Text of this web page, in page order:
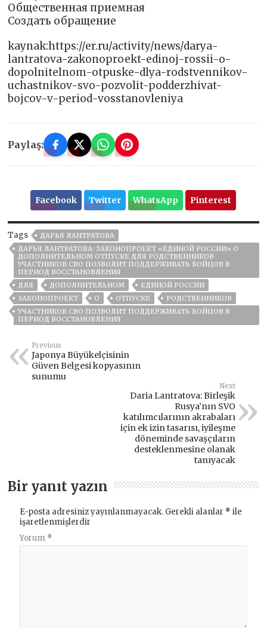
Общественная приемная
Создать обращение
kaynak:https://er.ru/activity/news/darya-
lantratova-zakonoproekt-edinoj-rossii-o-
dopolnitelnom-otpuske-dlya-rodstvennikov-
uchastnikov-svo-pozvolit-podderzhivat-
bojcov-v-period-vosstanovleniya
Paylaş:
Facebook Twitter WhatsApp Pinterest
Tags
ДАРЬЯ ЛАНТРАТОВА
ДАРЬЯ ЛАНТРАТОВА: ЗАКОНОПРОЕКТ «ЕДИНОЙ РОССИИ» О
ДОПОЛНИТЕЛЬНОМ ОТПУСКЕ ДЛЯ РОДСТВЕННИКОВ
УЧАСТНИКОВ СВО ПОЗВОЛИТ ПОДДЕРЖИВАТЬ БОЙЦОВ В
ПЕРИОД ВОССТАНОВЛЕНИЯ
ДЛЯ
ДОПОЛНИТЕЛЬНОМ
ЕДИНОЙ РОССИИ
ЗАКОНОПРОЕКТ
О ОТПУСКЕ
РОДСТВЕННИКОВ
УЧАСТНИКОВ СВО ПОЗВОЛИТ ПОДДЕРЖИВАТЬ БОЙЦОВ В
ПЕРИОД ВОССТАНОВЛЕНИЯ
Previous
Japonya Büyükelçisinin
Güven Belgesi kopyasının
sunumu
Next
Daria Lantratova: Birleşik
Rusya’nın SVO
katılımcılarının akrabaları
için ek izin tasarısı, iyileşme
döneminde savaşçıların
desteklenmesine olanak
tanıyacak
Bir yanıt yazın
E-posta adresiniz yayınlanmayacak. Gerekli alanlar * ile
işaretlenmişlerdir
Yorum *